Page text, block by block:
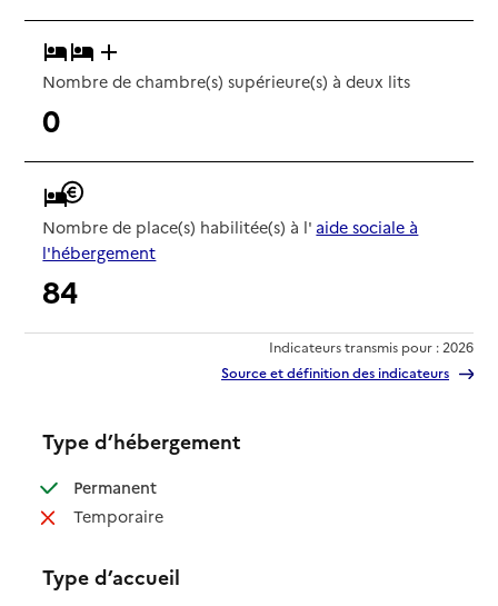
Nombre de chambre(s) supérieure(s) à deux lits
0
Nombre de place(s) habilitée(s) à l' aide sociale à
l'hébergement
84
Indicateurs transmis pour : 2026
Source et définition des indicateurs
Type d’hébergement
Permanent: disponible
Temporaire: non disponible
Type d’accueil